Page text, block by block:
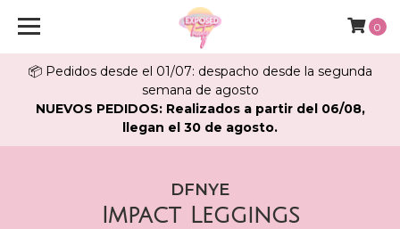
📦 Pedidos desde el 01/07: despacho desde la segunda
semana de agosto
NUEVOS PEDIDOS: Realizados a partir del 06/08,
llegan el 30 de agosto.
0
DFNYE
Impact Leggings